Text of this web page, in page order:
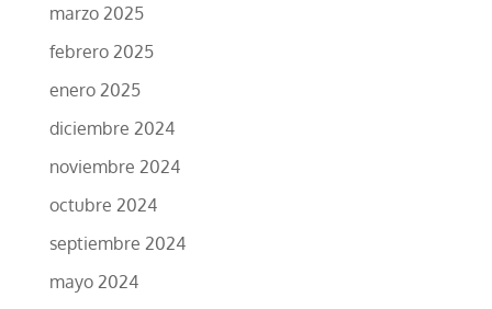
marzo 2025
febrero 2025
enero 2025
diciembre 2024
noviembre 2024
octubre 2024
septiembre 2024
mayo 2024